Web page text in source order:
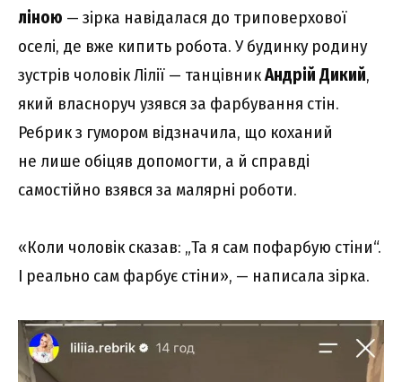
ліною — зірка навідалася до триповерхової
оселі, де вже кипить робота. У будинку родину
зустрів чоловік Лілії — танцівникАндрій Дикий,
який власноруч узявся за фарбування стін.
Ребрик з гумором відзначила, що коханий
не лише обіцяв допомогти, а й справді
самостійно взявся за малярні роботи.
«Коли чоловік сказав: „Та я сам пофарбую стіни“.
І реально сам фарбує стіни», — написала зірка.